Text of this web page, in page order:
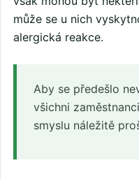
může se u nich
alergická reakce.
Aby se předešlo
všichni
smyslu náležitě